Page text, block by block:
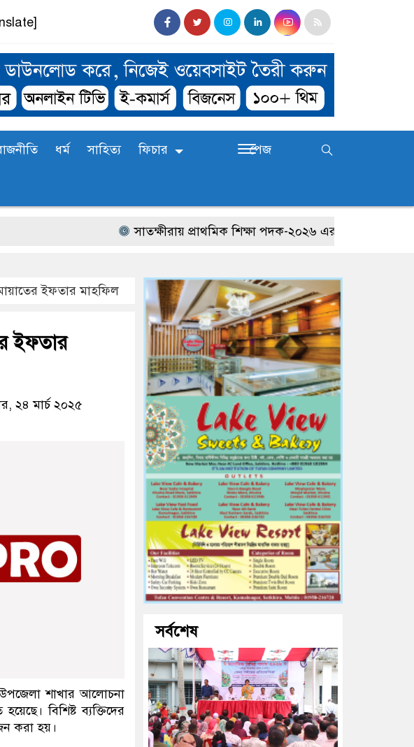
ধর্ম সাহিত্য ফিচার পেজ
সাতক্ষীরায় প্রাথমিক শিক্ষা পদক-২০২৬ এর জেলা পর্যায়ের
ইফতার মাহফিল
ইফতার
২৪ মার্চ ২০২৫
উপজেলা শাখার আলোচনা
বিশিষ্ট ব্যক্তিদের
করা হয়।
সর্বশেষ